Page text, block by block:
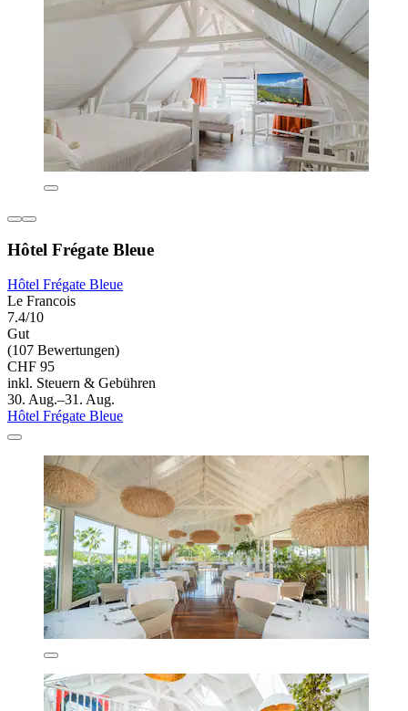
Hôtel Frégate Bleue
Hôtel Frégate Bleue
Le Francois
7.4/10
Gut
(107 Bewertungen)
CHF 95
inkl. Steuern & Gebühren
30. Aug.–31. Aug.
Hôtel Frégate Bleue